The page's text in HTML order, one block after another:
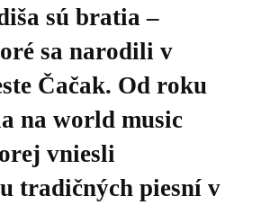
sú bratia –
sa narodili v
Čačak. Od roku
na world music
vniesli
tradičných piesní v